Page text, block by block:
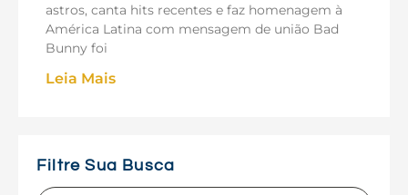
astros, canta hits recentes e faz homenagem à
América Latina com mensagem de união Bad
Bunny foi
Leia Mais
Filtre Sua Busca